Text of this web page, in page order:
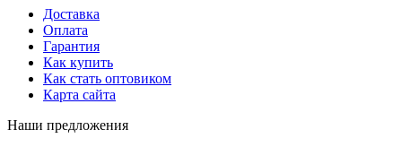
Доставка
Оплата
Гарантия
Как купить
Как стать оптовиком
Карта сайта
Наши предложения